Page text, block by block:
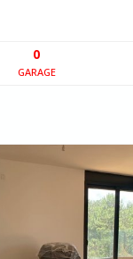
0
GARAGE